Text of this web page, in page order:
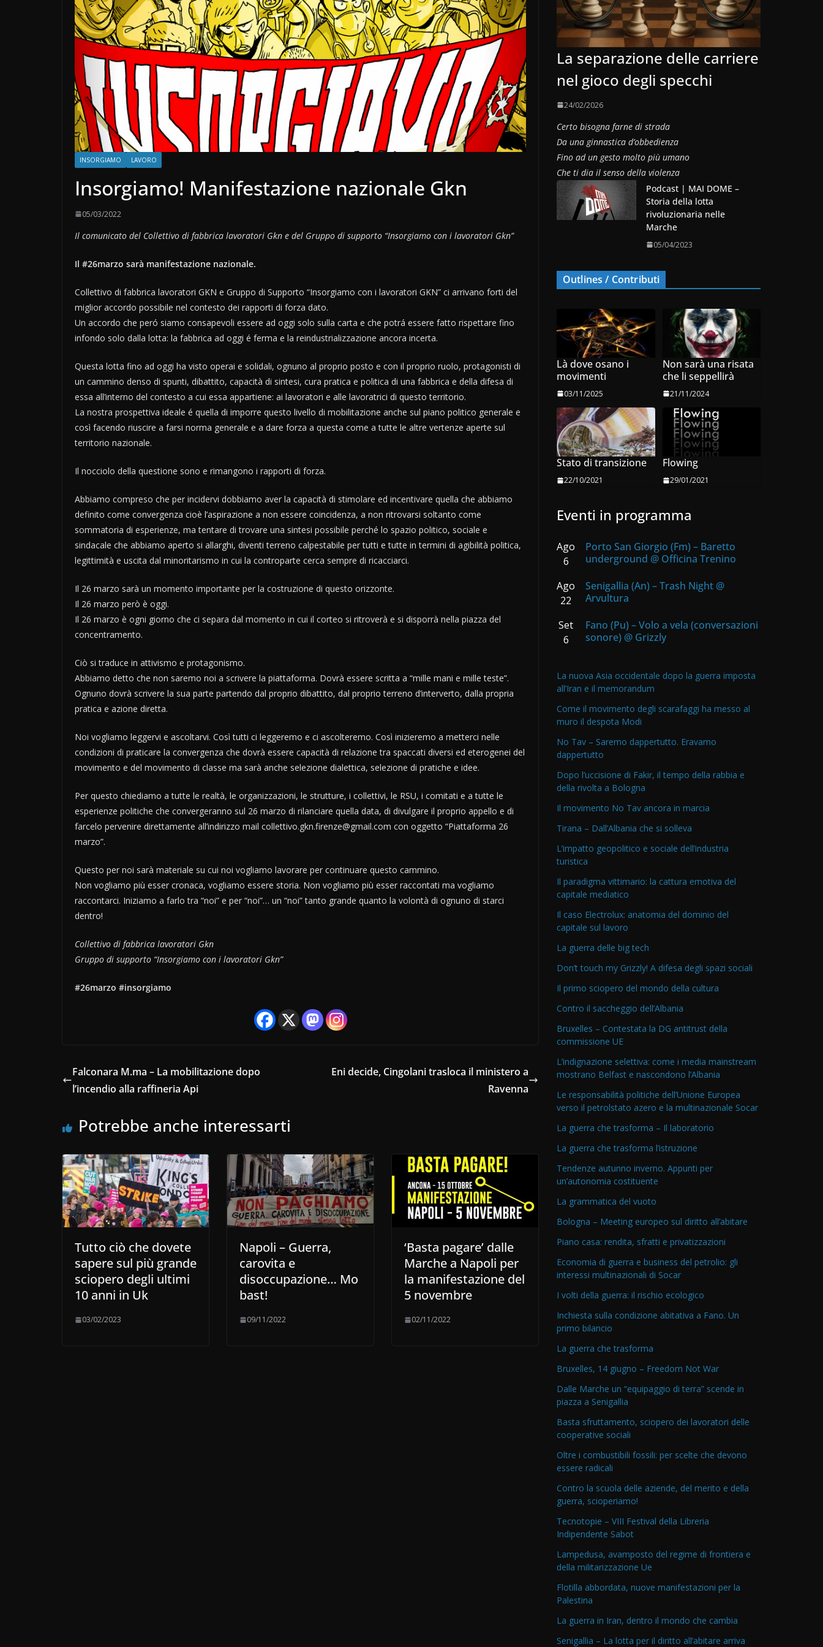
INSORGIAMO LAVORO
Insorgiamo! Manifestazione nazionale Gkn
05/03/2022
Il comunicato del Collettivo di fabbrica lavoratori Gkn e del Gruppo di supporto “Insorgiamo con i lavoratori Gkn”
Il #26marzo sarà manifestazione nazionale.
Collettivo di fabbrica lavoratori GKN e Gruppo di Supporto “Insorgiamo con i lavoratori GKN” ci arrivano forti del
miglior accordo possibile nel contesto dei rapporti di forza dato.
Un accordo che peró siamo consapevoli essere ad oggi solo sulla carta e che potrá essere fatto rispettare fino
infondo solo dalla lotta: la fabbrica ad oggi é ferma e la reindustrializzazione ancora incerta.
Questa lotta fino ad oggi ha visto operai e solidali, ognuno al proprio posto e con il proprio ruolo, protagonisti di
un cammino denso di spunti, dibattito, capacità di sintesi, cura pratica e politica di una fabbrica e della difesa di
essa all’interno del contesto a cui essa appartiene: ai lavoratori e alle lavoratrici di questo territorio.
La nostra prospettiva ideale é quella di imporre questo livello di mobilitazione anche sul piano politico generale e
così facendo riuscire a farsi norma generale e a dare forza a questa come a tutte le altre vertenze aperte sul
territorio nazionale.
Il nocciolo della questione sono e rimangono i rapporti di forza.
Abbiamo compreso che per incidervi dobbiamo aver la capacità di stimolare ed incentivare quella che abbiamo
definito come convergenza cioè l’aspirazione a non essere coincidenza, a non ritrovarsi soltanto come
sommatoria di esperienze, ma tentare di trovare una sintesi possibile perché lo spazio politico, sociale e
sindacale che abbiamo aperto si allarghi, diventi terreno calpestabile per tutti e tutte in termini di agibilità politica,
legittimità e uscita dal minoritarismo in cui la controparte cerca sempre di ricacciarci.
Il 26 marzo sarà un momento importante per la costruzione di questo orizzonte.
Il 26 marzo però è oggi.
Il 26 marzo è ogni giorno che ci separa dal momento in cui il corteo si ritroverà e si disporrà nella piazza del
concentramento.
Ciò si traduce in attivismo e protagonismo.
Abbiamo detto che non saremo noi a scrivere la piattaforma. Dovrà essere scritta a “mille mani e mille teste”.
Ognuno dovrà scrivere la sua parte partendo dal proprio dibattito, dal proprio terreno d’interverto, dalla propria
pratica e azione diretta.
Noi vogliamo leggervi e ascoltarvi. Così tutti ci leggeremo e ci ascolteremo. Così inizieremo a metterci nelle
condizioni di praticare la convergenza che dovrà essere capacità di relazione tra spaccati diversi ed eterogenei del
movimento e del movimento di classe ma sarà anche selezione dialettica, selezione di pratiche e idee.
Per questo chiediamo a tutte le realtà, le organizzazioni, le strutture, i collettivi, le RSU, i comitati e a tutte le
esperienze politiche che convergeranno sul 26 marzo di rilanciare quella data, di divulgare il proprio appello e di
farcelo pervenire direttamente all’indirizzo mail collettivo.gkn.firenze@gmail.com con oggetto “Piattaforma 26
marzo”.
Questo per noi sarà materiale su cui noi vogliamo lavorare per continuare questo cammino.
Non vogliamo più esser cronaca, vogliamo essere storia. Non vogliamo più esser raccontati ma vogliamo
raccontarci. Iniziamo a farlo tra “noi” e per “noi”… un “noi” tanto grande quanto la volontà di ognuno di starci
dentro!
Collettivo di fabbrica lavoratori Gkn
Gruppo di supporto “Insorgiamo con i lavoratori Gkn”
#26marzo #insorgiamo
Falconara M.ma – La mobilitazione dopo
l’incendio alla raffineria Api
Eni decide, Cingolani trasloca il ministero a
Ravenna
Potrebbe anche interessarti
Tutto ciò che dovete
sapere sul più grande
sciopero degli ultimi
10 anni in Uk
03/02/2023
Napoli – Guerra,
carovita e
disoccupazione… Mo
bast!
09/11/2022
‘Basta pagare’ dalle
Marche a Napoli per
la manifestazione del
5 novembre
02/11/2022
La separazione delle carriere
nel gioco degli specchi
24/02/2026
Certo bisogna farne di strada
Da una ginnastica d’obbedienza
Fino ad un gesto molto più umano
Che ti dia il senso della violenza
Podcast | MAI DOME –
Storia della lotta
rivoluzionaria nelle
Marche
05/04/2023
Outlines / Contributi
Là dove osano i
movimenti
03/11/2025
Non sarà una risata
che li seppellirà
21/11/2024
Stato di transizione
22/10/2021
Flowing
29/01/2021
Eventi in programma
Ago
6
Porto San Giorgio (Fm) – Baretto
underground @ Officina Trenino
Ago
22
Senigallia (An) – Trash Night @
Arvultura
Set
6
Fano (Pu) – Volo a vela (conversazioni
sonore) @ Grizzly
La nuova Asia occidentale dopo la guerra imposta
all’Iran e il memorandum
Come il movimento degli scarafaggi ha messo al
muro il despota Modi
No Tav – Saremo dappertutto. Eravamo
dappertutto
Dopo l’uccisione di Fakir, il tempo della rabbia e
della rivolta a Bologna
Il movimento No Tav ancora in marcia
Tirana – Dall’Albania che si solleva
L’impatto geopolitico e sociale dell’industria
turistica
Il paradigma vittimario: la cattura emotiva del
capitale mediatico
Il caso Electrolux: anatomia del dominio del
capitale sul lavoro
La guerra delle big tech
Don’t touch my Grizzly! A difesa degli spazi sociali
Il primo sciopero del mondo della cultura
Contro il saccheggio dell’Albania
Bruxelles – Contestata la DG antitrust della
commissione UE
L’indignazione selettiva: come i media mainstream
mostrano Belfast e nascondono l’Albania
Le responsabilità politiche dell’Unione Europea
verso il petrolstato azero e la multinazionale Socar
La guerra che trasforma – Il laboratorio
La guerra che trasforma l’istruzione
Tendenze autunno inverno. Appunti per
un’autonomia costituente
La grammatica del vuoto
Bologna – Meeting europeo sul diritto all’abitare
Piano casa: rendita, sfratti e privatizzazioni
Economia di guerra e business del petrolio: gli
interessi multinazionali di Socar
I volti della guerra: il rischio ecologico
Inchiesta sulla condizione abitativa a Fano. Un
primo bilancio
La guerra che trasforma
Bruxelles, 14 giugno – Freedom Not War
Dalle Marche un “equipaggio di terra” scende in
piazza a Senigallia
Basta sfruttamento, sciopero dei lavoratori delle
cooperative sociali
Oltre i combustibili fossili: per scelte che devono
essere radicali
Contro la scuola delle aziende, del merito e della
guerra, scioperiamo!
Tecnotopie – VIII Festival della Libreria
Indipendente Sabot
Lampedusa, avamposto del regime di frontiera e
della militarizzazione Ue
Flotilla abbordata, nuove manifestazioni per la
Palestina
La guerra in Iran, dentro il mondo che cambia
Senigallia – La lotta per il diritto all’abitare arriva